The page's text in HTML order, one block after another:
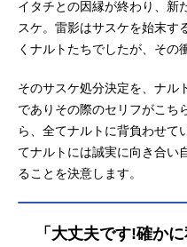
イタチとの因縁が終わり、新
スケ。雷影はサスケを始末す
くナルトたちでしたが、その
そのサスケ処分決定を、ナル
でありその際のセリフがこち
ら、全てナルトに背負わせて
てナルトには誠実に向き合い
ることを決意します。
「大丈夫です!確か